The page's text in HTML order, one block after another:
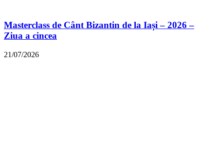
Masterclass de Cânt Bizantin de la Iași – 2026 –
Ziua a cincea
21/07/2026